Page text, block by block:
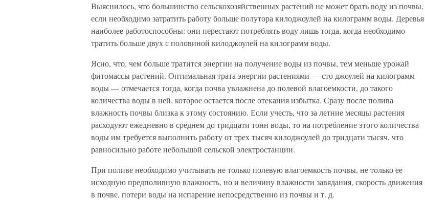
Выяснилось, что большинство сельскохозяйственных растений не может брать воду из почвы,
если необходимо затратить работу больше полутора килоджоулей на килограмм воды. Деревья
наиболее работоспособны: они перестают потреблять воду лишь тогда, когда необходимо
тратить больше двух с половиной килоджоулей на килограмм воды.
Ясно, что, чем больше тратится энергии на получение воды из почвы, тем меньше урожай
фитомассы растений. Оптимальная трата энергии растениями — сто джоулей на килограмм
воды — отмечается тогда, когда почва увлажнена до полевой влагоемкости, до такого
количества воды в ней, которое остается после отекания избытка. Сразу после полива
влажность почвы близка к этому состоянию. Если учесть, что за летние месяцы растения
расходуют ежедневно в среднем до тридцати тонн воды, то на потребление этого количества
воды им требуется выполнить работу от трех тысяч килоджоулей до тридцати тысяч, что
равносильно работе небольшой сельской электростанции.
При поливе необходимо учитывать не только полевую влагоемкость почвы, не только ее
исходную предполивную влажность, но и величину влажности завядания, скорость движения
в почве, потери воды на испарение непосредственно из почвы и т. д.